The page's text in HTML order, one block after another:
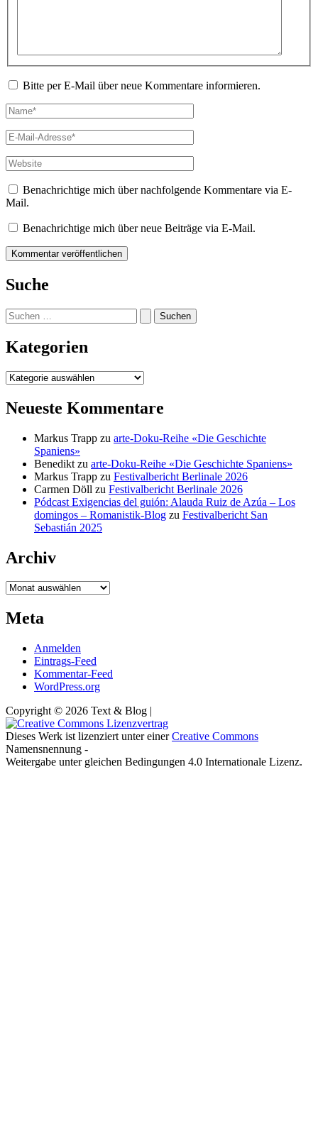
Bitte per E-Mail über neue Kommentare informieren.
Name*
E-
Mail-
Adresse*
Website
Benachrichtige mich über nachfolgende Kommentare via E-
Mail.
Benachrichtige mich über neue Beiträge via E-Mail.
Suche
Suchen
nach:
Kategorien
Kategorien
Neueste Kommentare
Markus Trapp zu arte-Doku-Reihe «Die Geschichte
Spaniens»
Benedikt zu arte-Doku-Reihe «Die Geschichte Spaniens»
Markus Trapp zu Festivalbericht Berlinale 2026
Carmen Döll zu Festivalbericht Berlinale 2026
Pódcast Exigencias del guión: Alauda Ruiz de Azúa – Los
domingos – Romanistik-Blog zu Festivalbericht San
Sebastián 2025
Archiv
Archiv
Meta
Anmelden
Eintrags-Feed
Kommentar-Feed
WordPress.org
Copyright © 2026 Text & Blog |
Dieses Werk ist lizenziert unter einerCreative Commons
Namensnennung -
Weitergabe unter gleichen Bedingungen 4.0 Internationale Lizenz.